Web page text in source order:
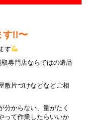
す!!〜
す
取専門店ならではの遺品
敷片づけなどなどご相
分からない、量がたく
って作業したらいいか